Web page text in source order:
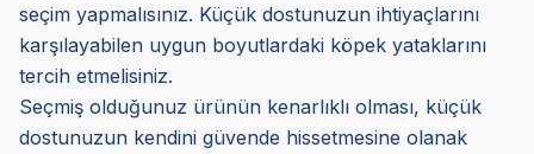
seçim yapmalısınız. Küçük dostunuzun ihtiyaçlarını
karşılayabilen uygun boyutlardaki köpek yataklarını
tercih etmelisiniz.
Seçmiş olduğunuz ürünün kenarlıklı olması, küçük
dostunuzun kendini güvende hissetmesine olanak